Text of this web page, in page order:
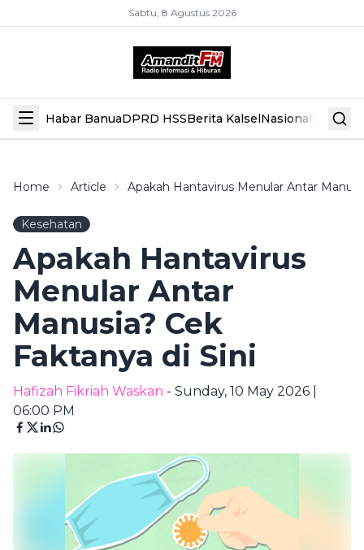
Sabtu, 8 Agustus 2026
Habar BanuaDPRD HSSBerita KalselNasional Hiburan
Home Article Apakah Hantavirus Menular Antar
Kesehatan
Apakah Hantavirus
Menular Antar
Manusia? Cek
Faktanya di Sini
Hafizah Fikriah Waskan - Sunday, 10 May 2026 |
06:00 PM